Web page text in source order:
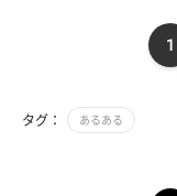
1
タグ： あるある